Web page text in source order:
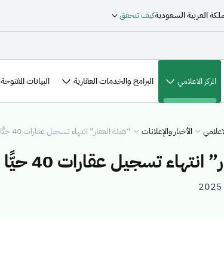
العربية السعوديةكيف تتحقق
المركز الاعلامي البرامج والخدمات العقارية البيانات المفتوحة
الأخبار والإعلانات “هيئة العقار” انتهاء تسجيل عقارات 40 حيًّا بالمنطقة الشرقية الخميس
عقارات 40 حيًّا بالمنطقة الشرقية الخميس